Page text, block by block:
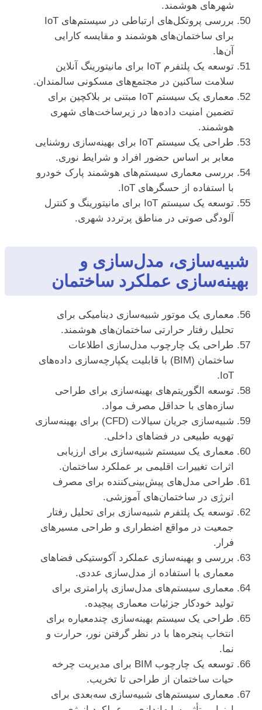
شهرهای هوشمند.
بررسی پروتکل‌های ارتباطی در سیستم‌های IoT
برای ساختمان‌های هوشمند و مقایسه کارایی
آن‌ها.
توسعه یک پلتفرم IoT برای مانیتورینگ آنلاین
سلامت ساکنین در مجتمع‌های مسکونی سالمندان.
معماری یک سیستم IoT مبتنی بر بلاکچین برای
تضمین امنیت داده‌ها در زیرساخت‌های شهری
هوشمند.
طراحی یک سیستم IoT برای بهینه‌سازی روشنایی
معابر بر اساس حضور افراد و شرایط نوری.
بررسی معماری سیستم‌های هوشمند پارک خودرو
با استفاده از حسگرهای IoT.
توسعه یک سیستم IoT برای مانیتورینگ و کنترل
آلودگی صوتی در مناطق پرتردد شهری.
شبیه‌سازی، مدل‌سازی و
بهینه‌سازی عملکرد ساختمان
معماری یک موتور شبیه‌سازی دینامیکی برای
تحلیل رفتار حرارتی ساختمان‌های هوشمند.
طراحی یک چارچوب مدل‌سازی اطلاعات
ساختمان (BIM) با قابلیت یکپارچه‌سازی داده‌های
IoT.
توسعه الگوریتم‌های بهینه‌سازی برای طراحی
سازه‌های با حداقل مصرف مواد.
شبیه‌سازی جریان سیالات (CFD) برای بهینه‌سازی
تهویه طبیعی در فضاهای داخلی.
معماری یک سیستم شبیه‌سازی برای ارزیابی
اثرات تغییرات اقلیمی بر عملکرد ساختمان.
طراحی مدل‌های پیش‌بینی‌کننده برای مصرف
انرژی در ساختمان‌های آموزشی.
توسعه یک پلتفرم شبیه‌سازی برای تحلیل رفتار
جمعیت در مواقع اضطراری و طراحی مسیرهای
فرار.
بررسی و بهینه‌سازی عملکرد آکوستیکی فضاهای
معماری با استفاده از مدل‌سازی عددی.
معماری سیستم‌های مدل‌سازی پارامتری برای
تولید خودکار جزئیات معماری پیچیده.
طراحی یک سیستم بهینه‌سازی چندمعیاره برای
انتخاب پنجره‌ها با در نظر گرفتن نور، حرارت و
نما.
توسعه یک چارچوب BIM برای مدیریت چرخه
حیات ساختمان از طراحی تا تخریب.
معماری سیستم‌های شبیه‌سازی سه‌بعدی برای